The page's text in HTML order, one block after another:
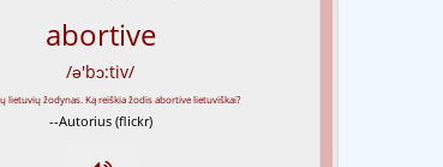
abortive
/ə'bɔ:tiv/
--Autorius (flickr)